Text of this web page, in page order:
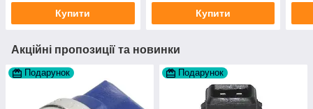
Купити Купити
Акційні пропозиції та новинки
Подарунок Подарунок